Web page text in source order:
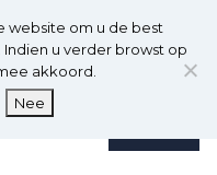
0 0
website om u de best
u verder browst op
akkoord.
Nee